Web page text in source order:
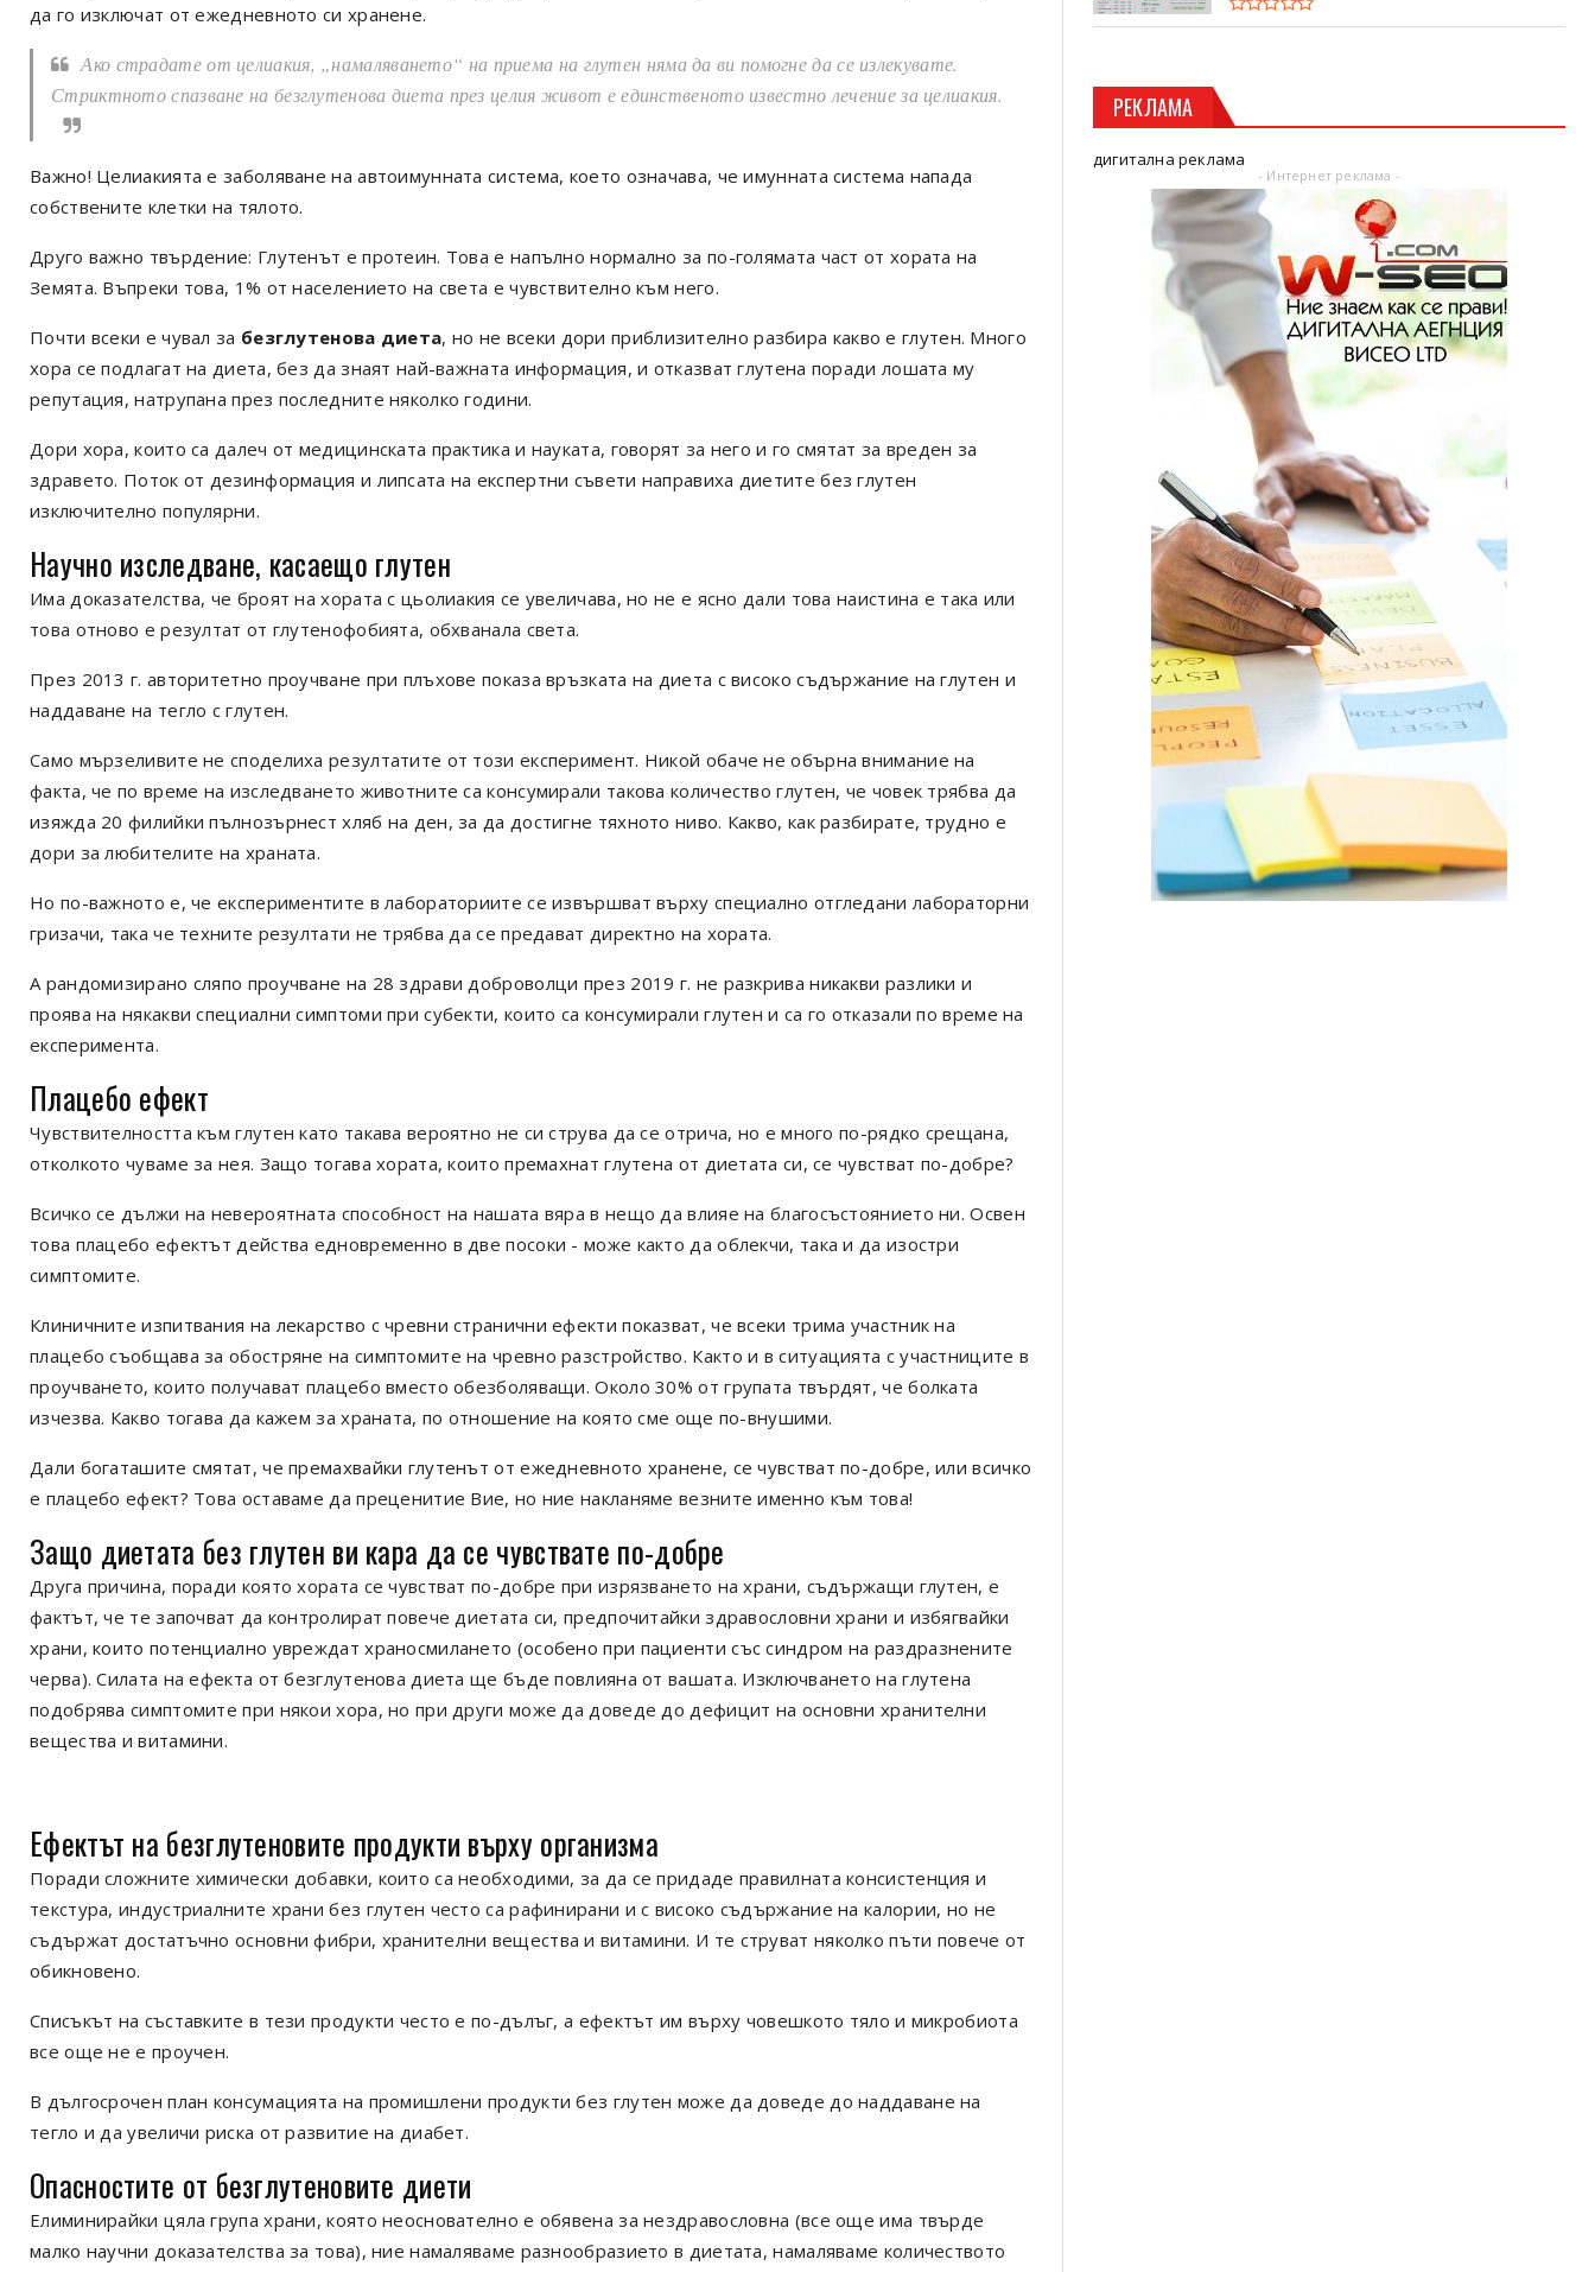
да го изключат от ежедневното си хранене.
Ако страдате от целиакия, „намаляването“ на приема на глутен няма да ви помогне да се излекувате.
Стриктното спазване на безглутенова диета през целия живот е единственото известно лечение за целиакия.
Важно! Целиакията е заболяване на автоимунната система, което означава, че имунната система напада
собствените клетки на тялото.
Друго важно твърдение: Глутенът е протеин. Това е напълно нормално за по-голямата част от хората на
Земята. Въпреки това, 1% от населението на света е чувствително към него.
Почти всеки е чувал за безглутенова диета, но не всеки дори приблизително разбира какво е глутен. Много
хора се подлагат на диета, без да знаят най-важната информация, и отказват глутена поради лошата му
репутация, натрупана през последните няколко години.
Дори хора, които са далеч от медицинската практика и науката, говорят за него и го смятат за вреден за
здравето. Поток от дезинформация и липсата на експертни съвети направиха диетите без глутен
изключително популярни.
Научно изследване, касаещо глутен
Има доказателства, че броят на хората с цьолиакия се увеличава, но не е ясно дали това наистина е така или
това отново е резултат от глутенофобията, обхванала света.
През 2013 г. авторитетно проучване при плъхове показа връзката на диета с високо съдържание на глутен и
наддаване на тегло с глутен.
Само мързеливите не споделиха резултатите от този експеримент. Никой обаче не обърна внимание на
факта, че по време на изследването животните са консумирали такова количество глутен, че човек трябва да
изяжда 20 филийки пълнозърнест хляб на ден, за да достигне тяхното ниво. Какво, как разбирате, трудно е
дори за любителите на храната.
Но по-важното е, че експериментите в лабораториите се извършват върху специално отгледани лабораторни
гризачи, така че техните резултати не трябва да се предават директно на хората.
А рандомизирано сляпо проучване на 28 здрави доброволци през 2019 г. не разкрива никакви разлики и
проява на някакви специални симптоми при субекти, които са консумирали глутен и са го отказали по време на
експеримента.
Плацебо ефект
Чувствителността към глутен като такава вероятно не си струва да се отрича, но е много по-рядко срещана,
отколкото чуваме за нея. Защо тогава хората, които премахнат глутена от диетата си, се чувстват по-добре?
Всичко се дължи на невероятната способност на нашата вяра в нещо да влияе на благосъстоянието ни. Освен
това плацебо ефектът действа едновременно в две посоки - може както да облекчи, така и да изостри
симптомите.
Клиничните изпитвания на лекарство с чревни странични ефекти показват, че всеки трима участник на
плацебо съобщава за обостряне на симптомите на чревно разстройство. Както и в ситуацията с участниците в
проучването, които получават плацебо вместо обезболяващи. Около 30% от групата твърдят, че болката
изчезва. Какво тогава да кажем за храната, по отношение на която сме още по-внушими.
Дали богаташите смятат, че премахвайки глутенът от ежедневното хранене, се чувстват по-добре, или всичко
е плацебо ефект? Това оставаме да преценитие Вие, но ние накланяме везните именно към това!
Защо диетата без глутен ви кара да се чувствате по-добре
Друга причина, поради която хората се чувстват по-добре при изрязването на храни, съдържащи глутен, е
фактът, че те започват да контролират повече диетата си, предпочитайки здравословни храни и избягвайки
храни, които потенциално увреждат храносмилането (особено при пациенти със синдром на раздразнените
черва). Силата на ефекта от безглутенова диета ще бъде повлияна от вашата. Изключването на глутена
подобрява симптомите при някои хора, но при други може да доведе до дефицит на основни хранителни
вещества и витамини.
Ефектът на безглутеновите продукти върху организма
Поради сложните химически добавки, които са необходими, за да се придаде правилната консистенция и
текстура, индустриалните храни без глутен често са рафинирани и с високо съдържание на калории, но не
съдържат достатъчно основни фибри, хранителни вещества и витамини. И те струват няколко пъти повече от
обикновено.
Списъкът на съставките в тези продукти често е по-дълъг, а ефектът им върху човешкото тяло и микробиота
все още не е проучен.
В дългосрочен план консумацията на промишлени продукти без глутен може да доведе до наддаване на
тегло и да увеличи риска от развитие на диабет.
Опасностите от безглутеновите диети
Елиминирайки цяла група храни, която неоснователно е обявена за нездравословна (все още има твърде
малко научни доказателства за това), ние намаляваме разнообразието в диетата, намаляваме количеството
РЕКЛАМА
дигитална реклама
- Интернет реклама -